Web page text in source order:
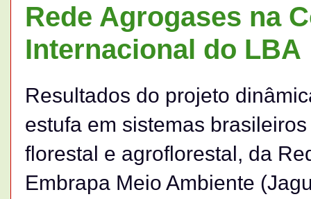
Rede Agrogases na
Internacional do LBA
Resultados do projeto
estufa em sistemas
florestal e agroflorestal, da
Embrapa Meio Ambiente